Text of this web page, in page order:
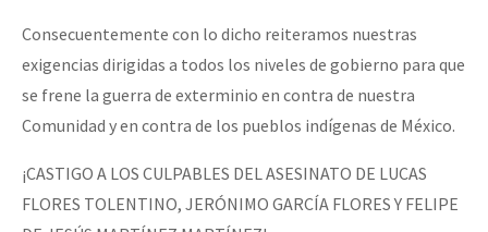
Consecuentemente con lo dicho reiteramos nuestras
exigencias dirigidas a todos los niveles de gobierno para que
se frene la guerra de exterminio en contra de nuestra
Comunidad y en contra de los pueblos indígenas de México.
¡CASTIGO A LOS CULPABLES DEL ASESINATO DE LUCAS
FLORES TOLENTINO, JERÓNIMO GARCÍA FLORES Y FELIPE